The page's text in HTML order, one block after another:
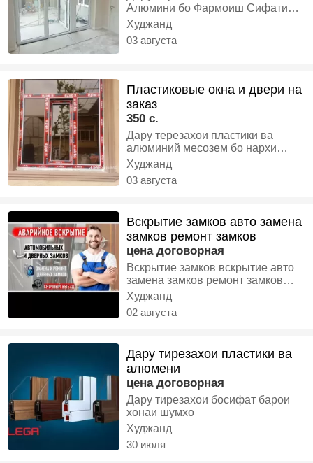
Алюмини бо Фармоиш Сифати
Баланд Нархҳои Дастар Дар
муддати Кутох
Худжанд
03 августа
Пластиковые окна и двери на
заказ
350 с.
Дару терезахои пластики ва
алюминий месозем бо нархи
арзон
Худжанд
03 августа
Вскрытие замков авто замена
замков ремонт замков
цена договорная
Вскрытие замков вскрытие авто
замена замков ремонт замков
замена цилиндра замка срочно
не дорого 24/7
Худжанд
02 августа
Дару тирезахои пластики ва
алюмени
цена договорная
Дару тирезахои босифат барои
хонаи шумхо
Худжанд
30 июля